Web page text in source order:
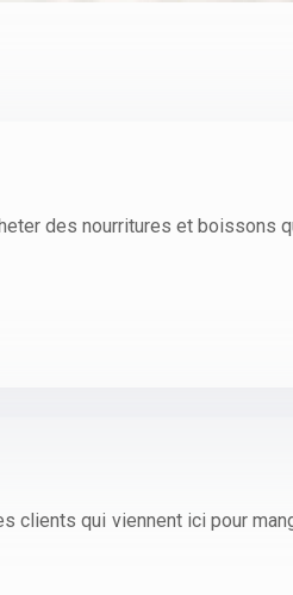
des nourritures et boissons
qui viennent ici pour